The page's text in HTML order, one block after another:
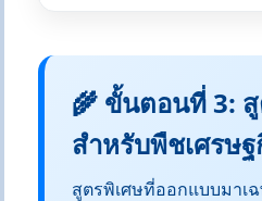
🌾 ขั้นตอนที่ 3:
สำหรับพืชเศรษ
สูตรพิเศษที่ออกแบบมาเ